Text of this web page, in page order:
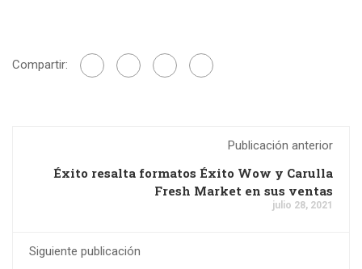
Compartir:
Publicación anterior
Éxito resalta formatos Éxito Wow y Carulla
Fresh Market en sus ventas
julio 28, 2021
Siguiente publicación